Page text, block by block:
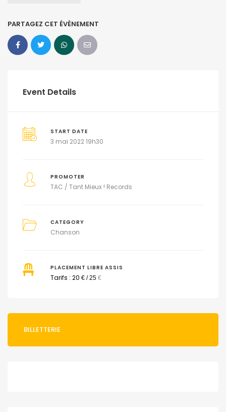
PARTAGEZ CET ÉVÈNEMENT
Event Details
START DATE
3 mai 2022 19h30
PROMOTER
TAC / Tant Mieux ! Records
CATEGORY
Chanson
PLACEMENT LIBRE ASSIS
Tarifs : 20 € / 25 €
BILLETTERIE